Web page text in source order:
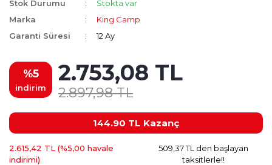
Stok Durumu
Stokta var
Marka
King Camp
Garanti Süresi
12 Ay
%5
indirim
2.753,08 TL
2.897,98 TL
144.90 TL Kazanç
2.615,42 TL (%5,00 havale
indirimi)
509,37 TL den başlayan
taksitlerle!!